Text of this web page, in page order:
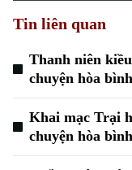
Tin liên quan
Thanh niên
chuyện hòa bình
Khai mạc Trại
chuyện hòa bình